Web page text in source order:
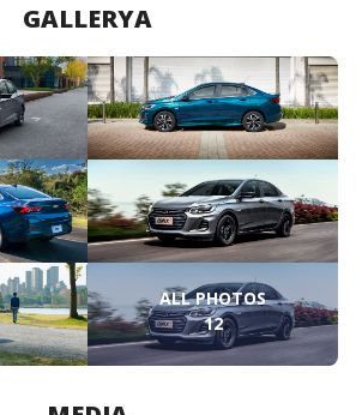
GALLERYA
ALL PHOTOS
12